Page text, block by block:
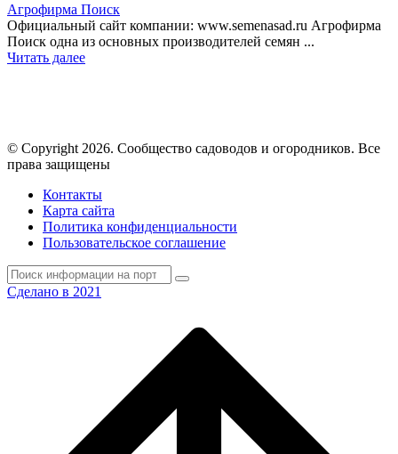
Агрофирма Поиск
Официальный сайт компании: www.semenasad.ru Агрофирма
Поиск одна из основных производителей семян ...
Читать далее
© Copyright 2026. Cообщество садоводов и огородников. Все
права защищены
Контакты
Карта сайта
Политика конфиденциальности
Пользовательское соглашение
Сделано в 2021